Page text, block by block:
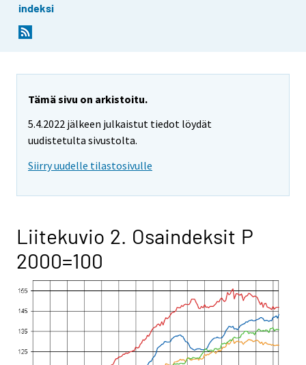
indeksi
Tämä sivu on arkistoitu.
5.4.2022 jälkeen julkaistut tiedot löydät
uudistetulta sivustolta.
Siirry uudelle tilastosivulle
Liitekuvio 2. Osaindeksit P
2000=100